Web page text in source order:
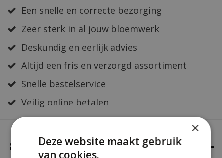
Een snelle en correcte bezorging
Zeer sterk in al jouw bloemwerk
Deskundig en eerlijk advies
Altijd een fris en verzorgd assortiment
Snelle bestelservice
Veilig online betalen
SPECIFICATIES
×
Deze website maakt gebruik
van cookies.